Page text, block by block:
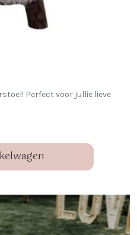
Perfect voor jullie lieve